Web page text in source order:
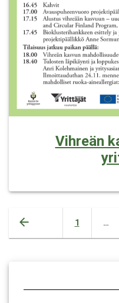
Vihreän
Posts
navigation
Page
1 …